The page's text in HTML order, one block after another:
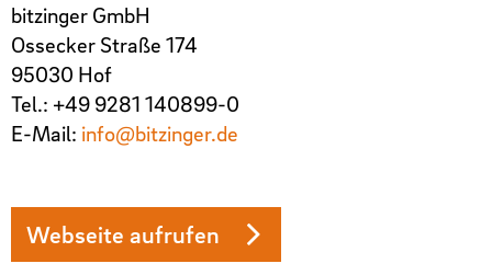
bitzinger GmbH
Ossecker Straße 174
95030 Hof
Tel.: +49 9281 140899-0
E-Mail: info@bitzinger.de
Webseite aufrufen